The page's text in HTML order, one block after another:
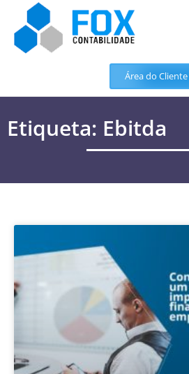
Área do Cliente
Etiqueta: Ebitda